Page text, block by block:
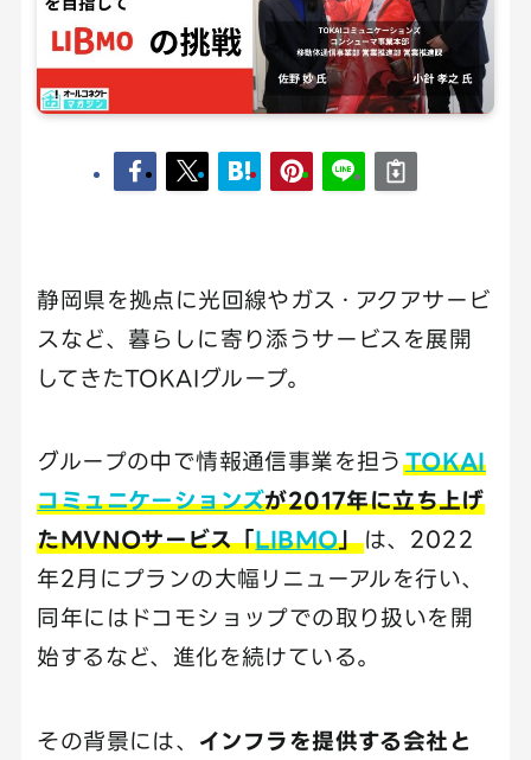
静岡県を拠点に光回線やガス・アクアサービ
スなど、暮らしに寄り添うサービスを展開
してきたTOKAIグループ。
グループの中で情報通信事業を担う TOKAI
コミュニケーションズが2017年に立ち上げ
たMVNOサービス「LIBMO」は、2022
年2月にプランの大幅リニューアルを行い、
同年にはドコモショップでの取り扱いを開
始するなど、進化を続けている。
その背景には、 インフラを提供する会社と